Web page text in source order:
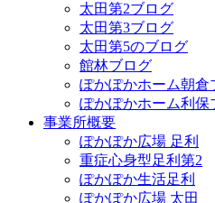
太田第2ブログ
太田第3ブログ
太田第5のブログ
館林ブログ
ぽかぽかホーム朝倉
ぽかぽかホーム利保
事業所概要
ぽかぽか広場 足利
重症心身型足利第2
ぽかぽか生活足利
ぽかぽか広場 太田